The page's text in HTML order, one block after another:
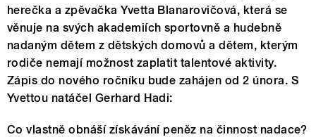
herečka a zpěvačka Yvetta Blanarovičová, která se
věnuje na svých akademiích sportovně a hudebně
nadaným dětem z dětských domovů a dětem, kterým
rodiče nemají možnost zaplatit talentové aktivity.
Zápis do nového ročníku bude zahájen od 2 února. S
Yvettou natáčel Gerhard Hadi:
Co vlastně obnáší získávání peněz na činnost nadace?